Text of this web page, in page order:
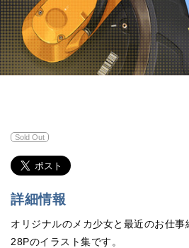
Sold Out
詳細情報
オリジナルのメカ少女と最近のお仕
28Pのイラスト集です。